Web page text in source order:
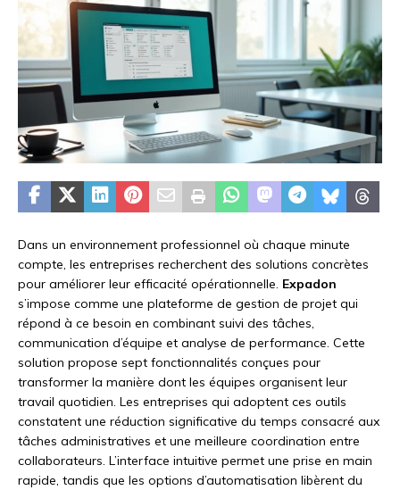
Dans un environnement professionnel où chaque minute
compte, les entreprises recherchent des solutions concrètes
pour améliorer leur efficacité opérationnelle. Expadon
s’impose comme une plateforme de gestion de projet qui
répond à ce besoin en combinant suivi des tâches,
communication d’équipe et analyse de performance. Cette
solution propose sept fonctionnalités conçues pour
transformer la manière dont les équipes organisent leur
travail quotidien. Les entreprises qui adoptent ces outils
constatent une réduction significative du temps consacré aux
tâches administratives et une meilleure coordination entre
collaborateurs. L’interface intuitive permet une prise en main
rapide, tandis que les options d’automatisation libèrent du